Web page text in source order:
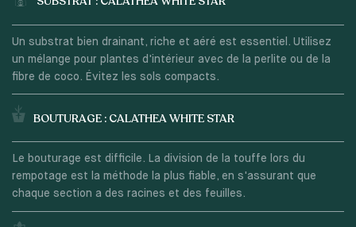
Un substrat bien drainant, riche et aéré est essentiel. Utilisez
un mélange pour plantes d'intérieur avec de la perlite ou de la
fibre de coco. Évitez les sols compacts.
BOUTURAGE : CALATHEA WHITE STAR
Le bouturage est difficile. La division de la touffe lors du
rempotage est la méthode la plus fiable, en s'assurant que
chaque section a des racines et des feuilles.